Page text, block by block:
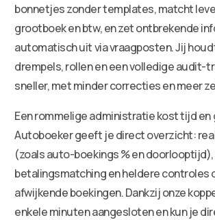
bonnetjes zonder templates, matcht
grootboek en btw, en zet ontbrekende
automatisch uit via vraagposten. Jij
drempels, rollen en een volledige audit-
sneller, met minder correcties en meer
Een rommelige administratie kost tijd en
Autoboeker geeft je direct overzicht:
(zoals auto-boekings % en doorlooptijd),
betalingsmatching en heldere controles
afwijkende boekingen. Dankzij onze
enkele minuten aangesloten en kun je